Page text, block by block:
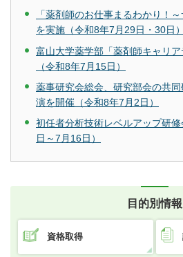
「薬剤師のお仕事まるわかり！
を実施（令和8年7月29日・30日）
富山大学薬学部「薬剤師キャリ
（令和8年7月15日）
薬事研究会総会、研究部会の共
演を開催（令和8年7月2日）
初任者分析技術レベルアップ研
日～7月16日）
目的別情報
資格取得